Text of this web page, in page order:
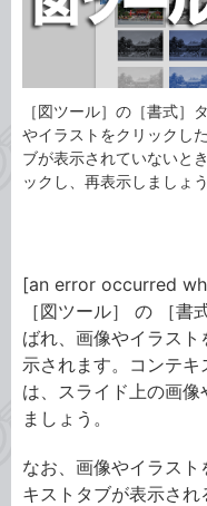
［図ツール］の［書式］
やイラストをクリックし
ブが表示されていないと
ックし、再表示しましょう
[an error occurred
［図ツール］ の ［
ばれ、画像やイラス
示されます。コンテキ
は、スライド上の画
ましょう。
なお、画像やイラス
キストタブが表示さ